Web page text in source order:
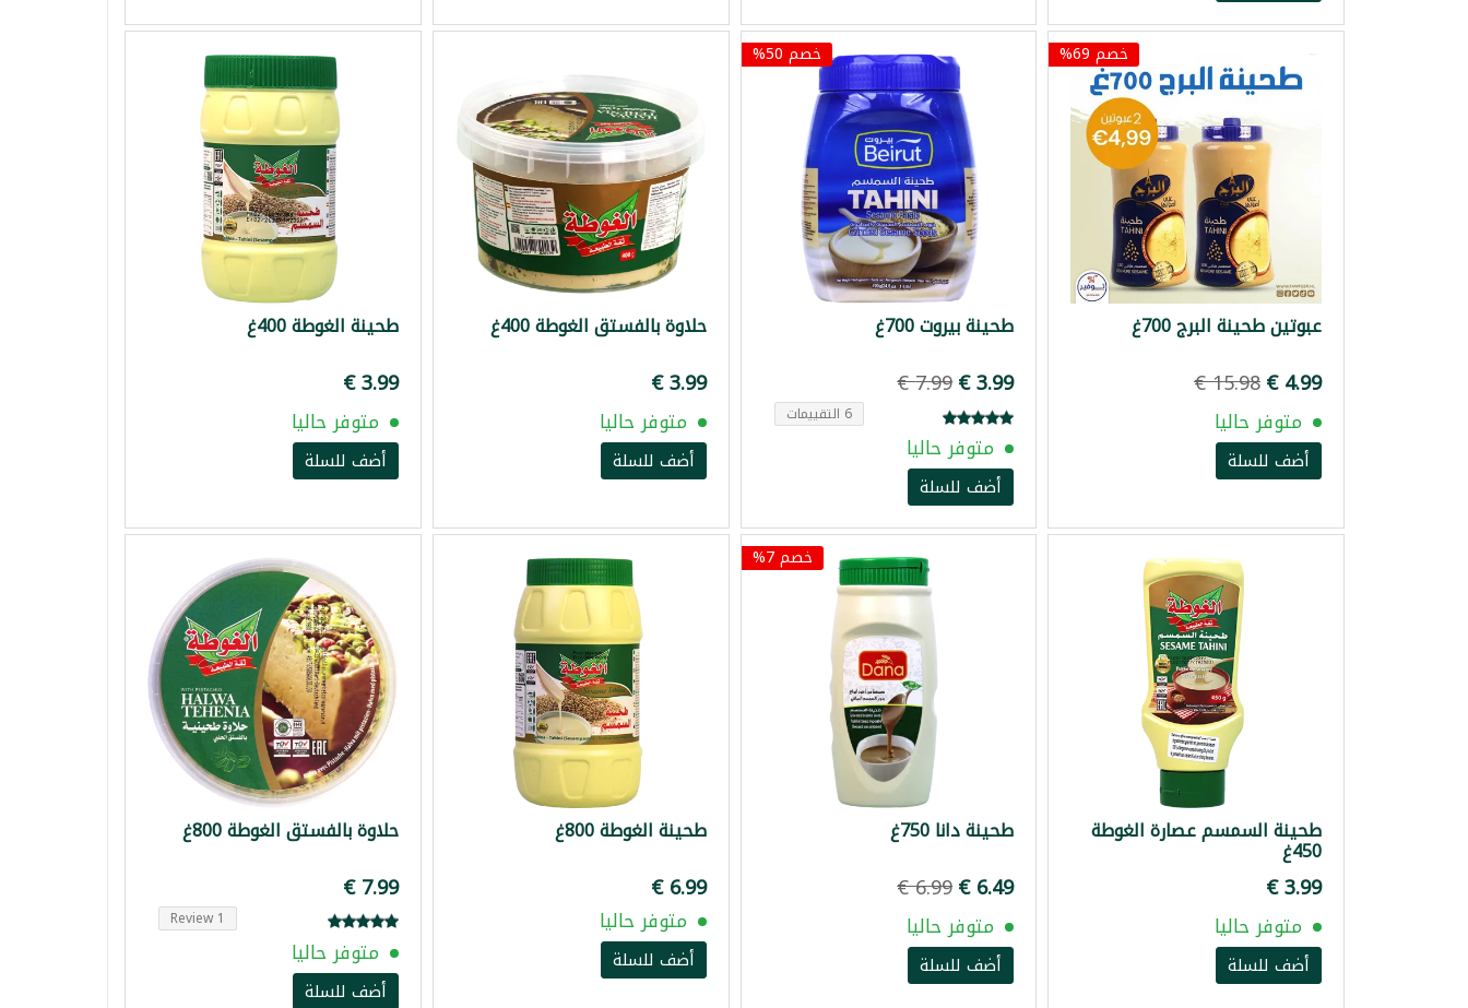
خصم 69%
عبوتين طحينة البرج 700غ
متوفر حاليا
أضف للسلة
خصم 50%
طحينة بيروت 700غ
‏3.99 €
‏7.99 €
6 التقييمات
متوفر حاليا
أضف للسلة
حلاوة بالفستق الغوطة 400غ
‏3.99 €
متوفر حاليا
أضف للسلة
طحينة الغوطة 400غ
‏3.99 €
متوفر حاليا
أضف للسلة
طحينة السمسم عصارة الغوطة
450غ
متوفر حاليا
أضف للسلة
خصم 7%
طحينة دانا 750غ
‏6.49 €
‏6.99 €
متوفر حاليا
أضف للسلة
طحينة الغوطة 800غ
‏6.99 €
متوفر حاليا
أضف للسلة
حلاوة بالفستق الغوطة 800غ
‏7.99 €
1 Review
متوفر حاليا
أضف للسلة